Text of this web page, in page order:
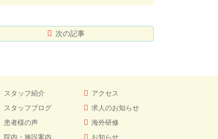
次の記事
スタッフ紹介
スタッフブログ
患者様の声
院内・施設案内
アクセス
求人のお知らせ
海外研修
お知らせ